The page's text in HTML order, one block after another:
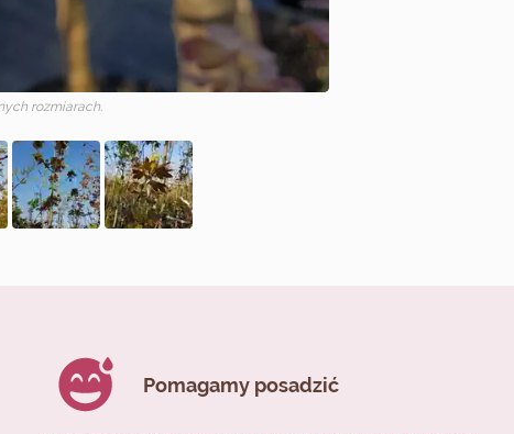
rozmiarach.
Pomagamy posadzić